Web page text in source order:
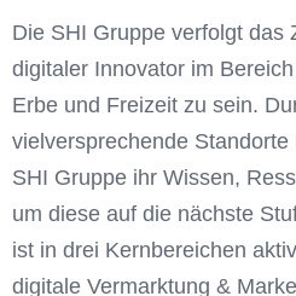
Die SHI Gruppe verfolgt das
digitaler Innovator im
Erbe und Freizeit zu sein.
vielversprechende
SHI Gruppe ihr Wissen,
um diese auf die nächste
ist in drei Kernbereichen
digitale Vermarktung &